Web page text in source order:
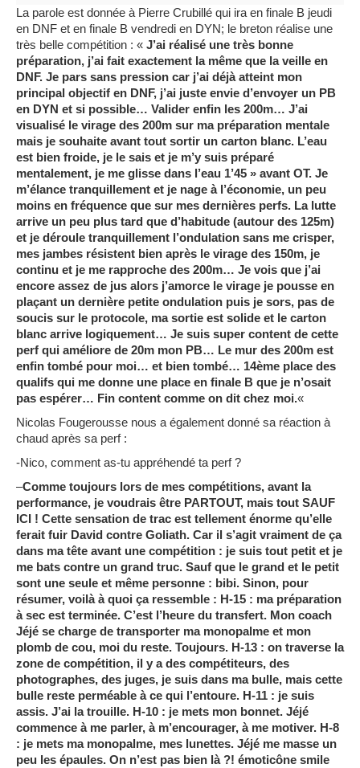
La parole est donnée à Pierre Crubillé qui ira en finale B jeudi
en DNF et en finale B vendredi en DYN; le breton réalise une
très belle compétition : « J’ai réalisé une très bonne
préparation, j’ai fait exactement la même que la veille en
DNF. Je pars sans pression car j’ai déjà atteint mon
principal objectif en DNF, j’ai juste envie d’envoyer un PB
en DYN et si possible… Valider enfin les 200m… J’ai
visualisé le virage des 200m sur ma préparation mentale
mais je souhaite avant tout sortir un carton blanc. L’eau
est bien froide, je le sais et je m’y suis préparé
mentalement, je me glisse dans l’eau 1’45 » avant OT. Je
m’élance tranquillement et je nage à l’économie, un peu
moins en fréquence que sur mes dernières perfs. La lutte
arrive un peu plus tard que d’habitude (autour des 125m)
et je déroule tranquillement l’ondulation sans me crisper,
mes jambes résistent bien après le virage des 150m, je
continu et je me rapproche des 200m… Je vois que j’ai
encore assez de jus alors j’amorce le virage je pousse en
plaçant un dernière petite ondulation puis je sors, pas de
soucis sur le protocole, ma sortie est solide et le carton
blanc arrive logiquement… Je suis super content de cette
perf qui améliore de 20m mon PB… Le mur des 200m est
enfin tombé pour moi… et bien tombé… 14ème place des
qualifs qui me donne une place en finale B que je n’osait
pas espérer… Fin content comme on dit chez moi.«
Nicolas Fougerousse nous a également donné sa réaction à
chaud après sa perf :
-Nico, comment as-tu appréhendé ta perf ?
–Comme toujours lors de mes compétitions, avant la
performance, je voudrais être PARTOUT, mais tout SAUF
ICI ! Cette sensation de trac est tellement énorme qu’elle
ferait fuir David contre Goliath. Car il s’agit vraiment de ça
dans ma tête avant une compétition : je suis tout petit et je
me bats contre un grand truc. Sauf que le grand et le petit
sont une seule et même personne : bibi. Sinon, pour
résumer, voilà à quoi ça ressemble : H-15 : ma préparation
à sec est terminée. C’est l’heure du transfert. Mon coach
Jéjé se charge de transporter ma monopalme et mon
plomb de cou, moi du reste. Toujours. H-13 : on traverse la
zone de compétition, il y a des compétiteurs, des
photographes, des juges, je suis dans ma bulle, mais cette
bulle reste perméable à ce qui l’entoure. H-11 : je suis
assis. J’ai la trouille. H-10 : je mets mon bonnet. Jéjé
commence à me parler, à m’encourager, à me motiver. H-8
: je mets ma monopalme, mes lunettes. Jéjé me masse un
peu les épaules. On n’est pas bien là ?! émoticône smile